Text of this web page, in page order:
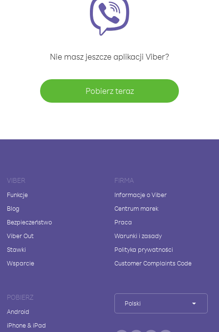
Nie masz jeszcze aplikacji Viber?
Pobierz teraz
VIBER
Funkcje
Blog
Bezpieczeństwo
Viber Out
Stawki
Wsparcie
FIRMA
Informacje o Viber
Centrum marek
Praca
Warunki i zasady
Polityka prywatności
Customer Complaints Code
POBIERZ
Android
iPhone & iPad
Polski